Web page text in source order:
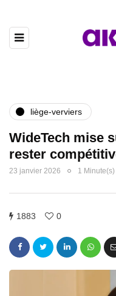
liège-verviers
WideTech mise
rester
23 janvier 2026 1
1883 0